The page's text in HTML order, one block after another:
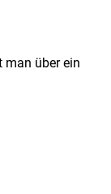
man über ein